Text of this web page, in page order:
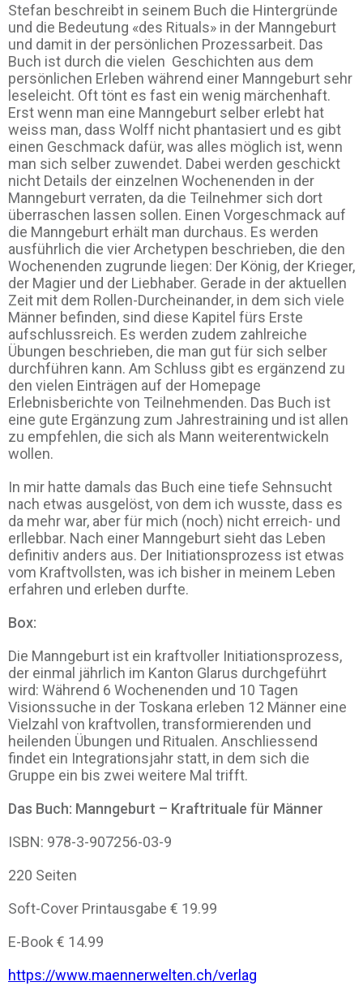
Stefan beschreibt in seinem Buch die Hintergründe
und die Bedeutung «des Rituals» in der Manngeburt
und damit in der persönlichen Prozessarbeit. Das
Buch ist durch die vielen Geschichten aus dem
persönlichen Erleben während einer Manngeburt sehr
leseleicht. Oft tönt es fast ein wenig märchenhaft.
Erst wenn man eine Manngeburt selber erlebt hat
weiss man, dass Wolff nicht phantasiert und es gibt
einen Geschmack dafür, was alles möglich ist, wenn
man sich selber zuwendet. Dabei werden geschickt
nicht Details der einzelnen Wochenenden in der
Manngeburt verraten, da die Teilnehmer sich dort
überraschen lassen sollen. Einen Vorgeschmack auf
die Manngeburt erhält man durchaus. Es werden
ausführlich die vier Archetypen beschrieben, die den
Wochenenden zugrunde liegen: Der König, der Krieger,
der Magier und der Liebhaber. Gerade in der aktuellen
Zeit mit dem Rollen-Durcheinander, in dem sich viele
Männer befinden, sind diese Kapitel fürs Erste
aufschlussreich. Es werden zudem zahlreiche
Übungen beschrieben, die man gut für sich selber
durchführen kann. Am Schluss gibt es ergänzend zu
den vielen Einträgen auf der Homepage
Erlebnisberichte von Teilnehmenden. Das Buch ist
eine gute Ergänzung zum Jahrestraining und ist allen
zu empfehlen, die sich als Mann weiterentwickeln
wollen.
In mir hatte damals das Buch eine tiefe Sehnsucht
nach etwas ausgelöst, von dem ich wusste, dass es
da mehr war, aber für mich (noch) nicht erreich- und
erllebbar. Nach einer Manngeburt sieht das Leben
definitiv anders aus. Der Initiationsprozess ist etwas
vom Kraftvollsten, was ich bisher in meinem Leben
erfahren und erleben durfte.
Box:
Die Manngeburt ist ein kraftvoller Initiationsprozess,
der einmal jährlich im Kanton Glarus durchgeführt
wird: Während 6 Wochenenden und 10 Tagen
Visionssuche in der Toskana erleben 12 Männer eine
Vielzahl von kraftvollen, transformierenden und
heilenden Übungen und Ritualen. Anschliessend
findet ein Integrationsjahr statt, in dem sich die
Gruppe ein bis zwei weitere Mal trifft.
Das Buch: Manngeburt – Kraftrituale für Männer
ISBN: 978-3-907256-03-9
220 Seiten
Soft-Cover Printausgabe € 19.99
E-Book € 14.99
https://www.maennerwelten.ch/verlag